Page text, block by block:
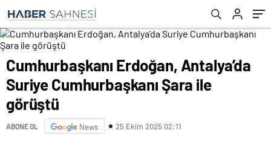
Cumhurbaşkanı Erdoğan, Antalya’da
Suriye Cumhurbaşkanı Şara ile
görüştü
ABONE OL News 25 Ekim 2025 02:11